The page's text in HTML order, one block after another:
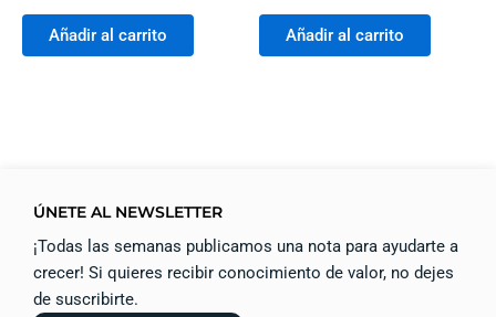
Añadir al carrito Añadir al carrito
ÚNETE AL NEWSLETTER
¡Todas las semanas publicamos una nota para ayudarte a
crecer! Si quieres recibir conocimiento de valor, no dejes
de suscribirte.